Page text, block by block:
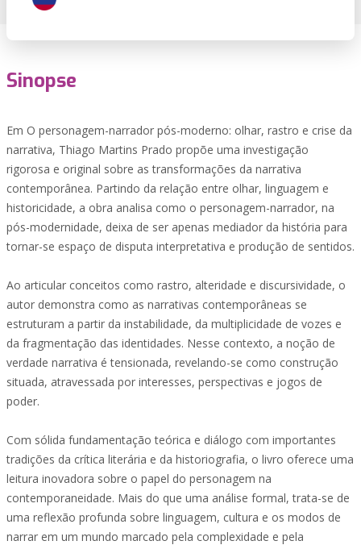
Sinopse
Em O personagem-narrador pós-moderno: olhar, rastro e crise da
narrativa, Thiago Martins Prado propõe uma investigação
rigorosa e original sobre as transformações da narrativa
contemporânea. Partindo da relação entre olhar, linguagem e
historicidade, a obra analisa como o personagem-narrador, na
pós-modernidade, deixa de ser apenas mediador da história para
tornar-se espaço de disputa interpretativa e produção de sentidos.
Ao articular conceitos como rastro, alteridade e discursividade, o
autor demonstra como as narrativas contemporâneas se
estruturam a partir da instabilidade, da multiplicidade de vozes e
da fragmentação das identidades. Nesse contexto, a noção de
verdade narrativa é tensionada, revelando-se como construção
situada, atravessada por interesses, perspectivas e jogos de
poder.
Com sólida fundamentação teórica e diálogo com importantes
tradições da crítica literária e da historiografia, o livro oferece uma
leitura inovadora sobre o papel do personagem na
contemporaneidade. Mais do que uma análise formal, trata-se de
uma reflexão profunda sobre linguagem, cultura e os modos de
narrar em um mundo marcado pela complexidade e pela